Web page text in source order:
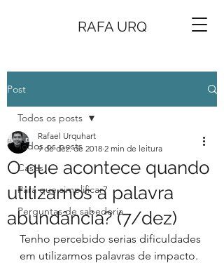
RAFA URQ
Post
Todos os posts
Cases
Para que simplificar?
Perguntas de sabedoria
Todos os posts
O que acontece quando
utilizamos a palavra
abundância? (7/dez)
Rafael Urquhart
9 de dez. de 2018 2 min de leitura
Tenho percebido serias dificuldades
em utilizarmos palavras de impacto.